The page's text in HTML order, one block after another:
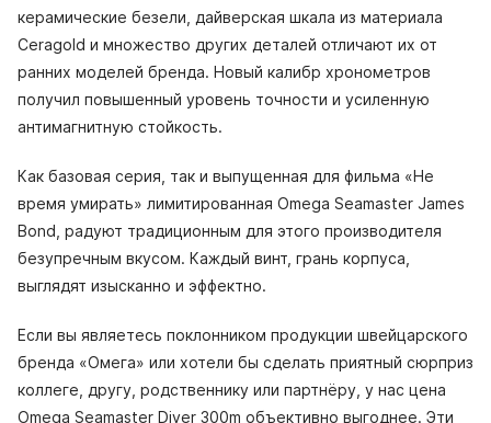
керамические безели, дайверская шкала из материала
Ceragold и множество других деталей отличают их от
ранних моделей бренда. Новый калибр хронометров
получил повышенный уровень точности и усиленную
антимагнитную стойкость.
Как базовая серия, так и выпущенная для фильма «Не
время умирать» лимитированная Omega Seamaster James
Bond, радуют традиционным для этого производителя
безупречным вкусом. Каждый винт, грань корпуса,
выглядят изысканно и эффектно.
Если вы являетесь поклонником продукции швейцарского
бренда «Омега» или хотели бы сделать приятный сюрприз
коллеге, другу, родственнику или партнёру, у нас цена
Omega Seamaster Diver 300m объективно выгоднее. Эти